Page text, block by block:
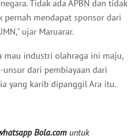
Tidak ada APBN dan tidak
pernah mendapat sponsor dari
ujar Maruarar.
mau industri olahraga ini maju,
dari pembiayaan dari
yang karib dipanggil Ara itu.
Bola.com untuk